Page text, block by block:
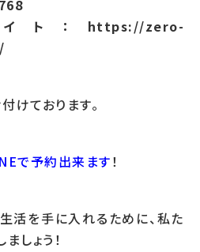
ト：https://zero-
けております。
で予約出来ます！
活を手に入れるために、私た
しょう！